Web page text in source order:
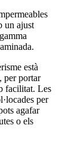
un ajust
està
per portar
facilitat. Les
per
agafar
o els